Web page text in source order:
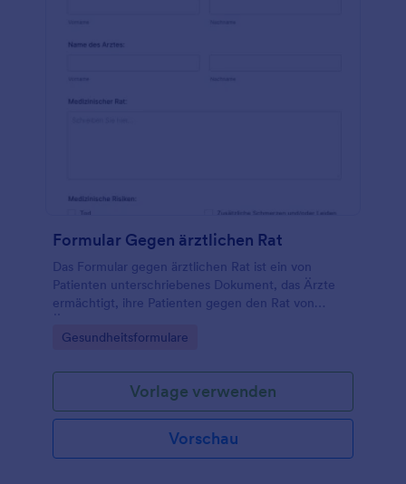
Formular Gegen ärztlichen Rat
Das Formular gegen ärztlichen Rat ist ein von
Patienten unterschriebenes Dokument, das Ärzte
ermächtigt, ihre Patienten gegen den Rat von
Formular abgekürzt. Es ist ein juristisches
ärztlichen Rat einzuwilligen. Einige Patienten
können gegen den ärztlichen Rat einen Antrag
stellen, z.B. Patienten mit einer Vorerkrankung oder
Patienten, die nicht in der Lage sind, eine
Entscheidung zu treffen. Jotform ist einfach zu
Go to Category:
Gesundheitsformulare
Vorlage verwenden
Vorschau